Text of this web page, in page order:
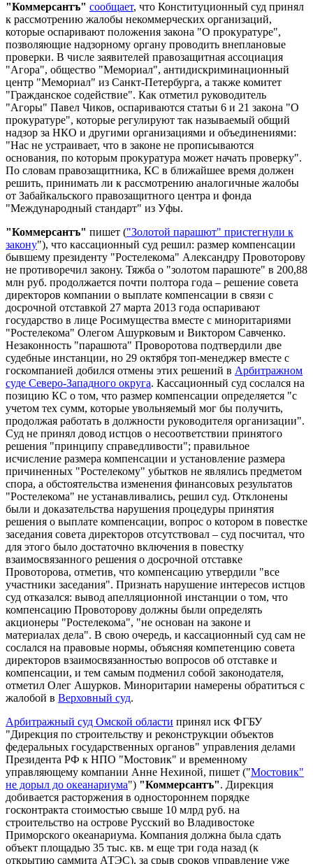
"Коммерсантъ" сообщает, что Конституционный суд принял
к рассмотрению жалобы некоммерческих организаций,
которые оспаривают положения закона "О прокуратуре",
позволяющие надзорному органу проводить внеплановые
проверки. В числе заявителей правозащитная ассоциация
"Агора", общество "Мемориал", антидискриминационный
центр "Мемориал" из Санкт-Петербурга, а также комитет
"Гражданское содействие". Как отметил руководитель
"Агоры" Павел Чиков, оспариваются статьи 6 и 21 закона "О
прокуратуре", которые регулируют так называемый общий
надзор за НКО и другими организациями и объединениями:
"Нас не устраивает, что в законе не прописываются
основания, по которым прокуратура может начать проверку".
По словам правозащитника, КС в ближайшее время должен
решить, принимать ли к рассмотрению аналогичные жалобы
от Забайкальского правозащитного центра и фонда
"Международный стандарт" из Уфы.
"Коммерсантъ" пишет ("Золотой парашют" пристегнули к
закону"), что кассационный суд решил: размер компенсации
бывшему президенту "Ростелекома" Александру Провоторову
не противоречил закону. Тяжба о "золотом парашюте" в 200,88
млн руб. продолжается почти полтора года – решение совета
директоров компании о выплате компенсации в связи с
досрочной отставкой 27 марта 2013 года оспаривают
государство в лице Росимущества вместе с миноритариями
"Ростелекома" Олегом Ашурковым и Виктором Савченко.
Незаконность "парашюта" Проворотова подтвердили две
судебные инстанции, но 29 октября топ-менеджер вместе с
госкомпанией добился отмены этих решений в Арбитражном
суде Северо-Западного округа. Кассационный суд сослался на
позицию КС о том, что размер компенсации определяется "с
учетом тех сумм, которые увольняемый мог бы получить,
продолжая работать в должности руководителя организации".
Суд не принял довод истцов о несоответствии принятого
решения "принципу справедливости"; правильное
исчисление размера компенсации и установление размера
причиненных "Ростелекому" убытков не являлись предметом
спора, а обстоятельства изменения финансовых результатов
"Ростелекома" не устанавливались, решил суд. Отклонены
были и доказательства нарушения процедуры принятия
решения о выплате компенсации, вопрос о котором в повестке
заседания совета директоров отсутствовал – суд посчитал, что
для этого было достаточно включения в повестку
взаимосвязанного решения о досрочной отставке
Провоторова, отметив, что компенсацию утвердили "все
участники заседания". Признать нарушение интересов истцов
суд отказался: вывод апелляционной инстанции о том, что
компенсацию Провоторову должны были определять
акционеры "Ростелекома", "не основан на законе и
материалах дела". В свою очередь, и кассационный суд сам не
сослался на правовые нормы, объясняя компетенцию совета
директоров взаимосвязанностью вопросов об отставке и
компенсации, и тем самым подменил собой законодателя,
отметил Олег Ашурков. Миноритарии намерены обратиться с
жалобой в Верховный суд.
Арбитражный суд Омской области принял иск ФГБУ
"Дирекция по строительству и реконструкции объектов
федеральных государственных органов" управления делами
Президента РФ к НПО "Мостовик" и временному
управляющему компании Анне Нехиной, пишет ("Мостовик"
не дорыл до океанариума") "Коммерсантъ". Дирекция
добивается расторжения в одностороннем порядке
госконтракта стоимостью свыше 10 млрд руб. на
строительство на острове Русский во Владивостоке
Приморского океанариума. Компания должна была сдать
объект площадью 35 тыс. кв. м еще три года назад (к
открытию саммита АТЭС), за срыв сроков управление уже